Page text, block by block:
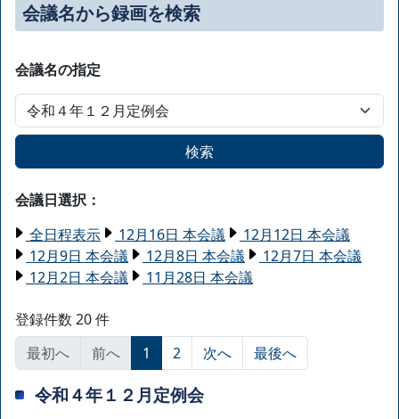
会議名から録画を検索
会議名の指定
検索
会議日選択：
全日程表示
12月16日 本会議
12月12日 本会議
12月9日 本会議
12月8日 本会議
12月7日 本会議
12月2日 本会議
11月28日 本会議
登録件数 20 件
最初へ
前へ 1 2 次へ 最後へ
令和４年１２月定例会